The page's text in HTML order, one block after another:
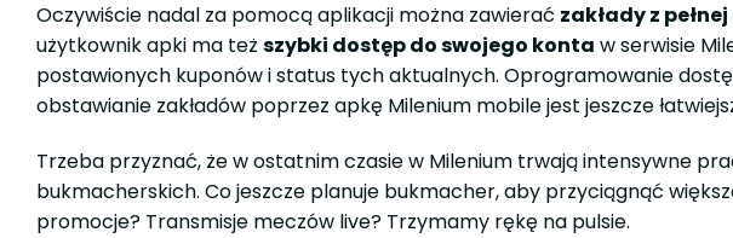
Oczywiście nadal za pomocą aplikacji można zawierać zakłady z
użytkownik apki ma też szybki dostęp do swojego konta w serwisie
postawionych kuponów i status tych aktualnych. Oprogramowanie
obstawianie zakładów poprzez apkę Milenium mobile jest jeszcze
Trzeba przyznać, że w ostatnim czasie w Milenium trwają intensywne
bukmacherskich. Co jeszcze planuje bukmacher, aby przyciągnąć
promocje? Transmisje meczów live? Trzymamy rękę na pulsie.